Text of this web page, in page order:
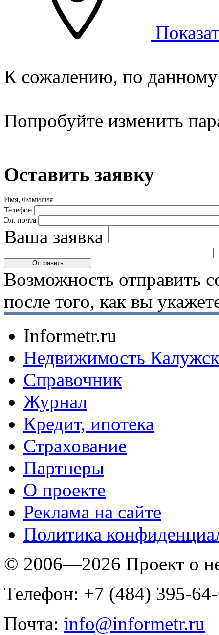
К сожалению, по данному
Попробуйте изменить
Оставить заявку
Имя, Фамилия
Телефон
Эл. почта
Ваша заявка
Возможность отправить
после того, как вы
Informetr.ru
Недвижимость
Справочник
Журнал
Кредит, ипотека
Страхование
Партнеры
O проекте
Реклама на сайте
Политика
© 2006—2026 Проект о
Телефон: +7 (484) 395-
Почта: info@informetr.ru